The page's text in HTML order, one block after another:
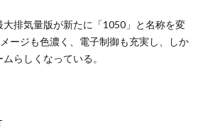
排気量版が新たに「1050」と名称を変
ージも色濃く、電子制御も充実し、しか
らしくなっている。